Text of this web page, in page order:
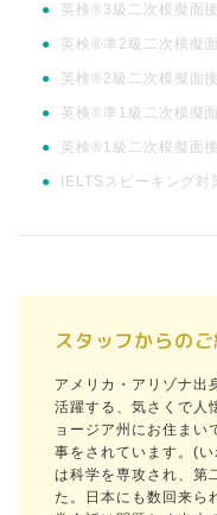
● 英検®3級二次模擬面接
● 英検®準2級二次模擬
● 英検®2級二次模擬面接
● 英検®準1級二次模擬
● 英検®1級二次模擬面接
● IELTSスピーキング対
スタッフからの
アメリカ・アリゾナ出
活躍する、気さくで人
ョージア州にお住まい
事をされています。(
は科学を専攻され、第
た。日本にも数回来ら